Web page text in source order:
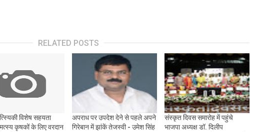
RELATED POSTS
विशेष सहयता
कृषकों के लिए वरदान
अपराध पर उपदेश देने से पहले अपने
गिरेबान में झांकें तेजस्वी - उमेश सिंह
संस्कृत दिवस समारोह में पहुंचे
भाजपा अध्यक्ष डॉ. दिलीप